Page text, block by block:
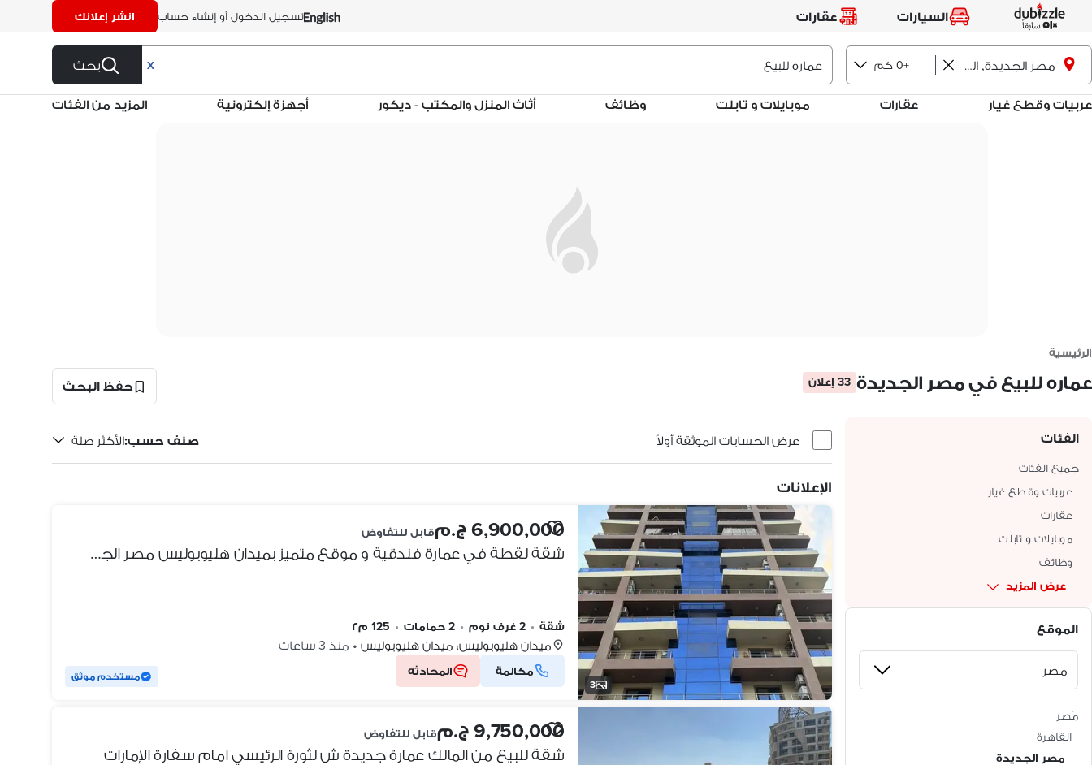
السيارات عقارات تسجيل الدخول أو إنشاء حساب انشر إعلانك
مصر الجديدة, القاهرة +0 كم X بحث
عربيات وقطع غيار عقارات موبايلات و تابلت وظائف أثاث المنزل والمكتب - ديكور أجهزة إلكترونية المزيد من الفئات
الرئيسية
عماره للبيع في مصر الجديدة 33 إعلان حفظ البحث
الفئات
جميع الفئات
عربيات وقطع غيار
عقارات
موبايلات و تابلت
وظائف
عرض المزيد
الموقع
مَصر
القاهرة
مصر الجديدة
عرض الحسابات الموثقة أولاً صنف حسب:الأكثر صلة
الإعلانات
3
6,900,000 ج.م قابل للتفاوض
شقة لقطة في عمارة فندقية و موقع متميز بميدان هليوبوليس مصر الجديدة
شقة • 2 غرف نوم • 2 حمامات • 125 م٢
ميدان هليوبوليس، ميدان هليوبوليس • منذ 3 ساعات
مكالمة المحادثه مستخدم موثق
9,750,000 ج.م قابل للتفاوض
شقة للبيع من المالك عمارة جديدة ش لثورة الرئيسي امام سفارة الإمارات